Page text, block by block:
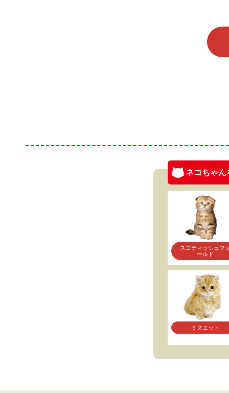
ネコちゃん
スコティッシュフ
ールド
ミヌエット